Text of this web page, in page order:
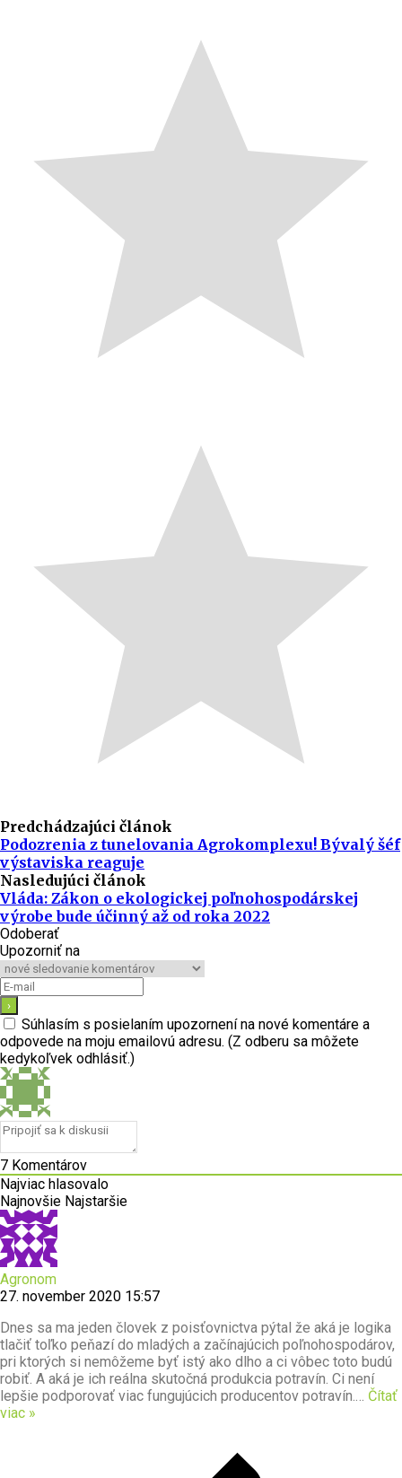
Predchádzajúci článok
Podozrenia z tunelovania Agrokomplexu! Bývalý šéf
výstaviska reaguje
Nasledujúci článok
Vláda: Zákon o ekologickej poľnohospodárskej
výrobe bude účinný až od roka 2022
Odoberať
Upozorniť na
Súhlasím s posielaním upozornení na nové komentáre a
odpovede na moju emailovú adresu. (Z odberu sa môžete
kedykoľvek odhlásiť.)
7 Komentárov
Najviac hlasovalo
Najnovšie Najstaršie
Agronom
27. november 2020 15:57
Dnes sa ma jeden človek z poisťovnictva pýtal že aká je logika
tlačiť toľko peňazí do mladých a začínajúcich poľnohospodárov,
pri ktorých si nemôžeme byť istý ako dlho a ci vôbec toto budú
robiť. A aká je ich reálna skutočná produkcia potravín. Ci není
lepšie podporovať viac fungujúcich producentov potravín.… Čítať
viac »